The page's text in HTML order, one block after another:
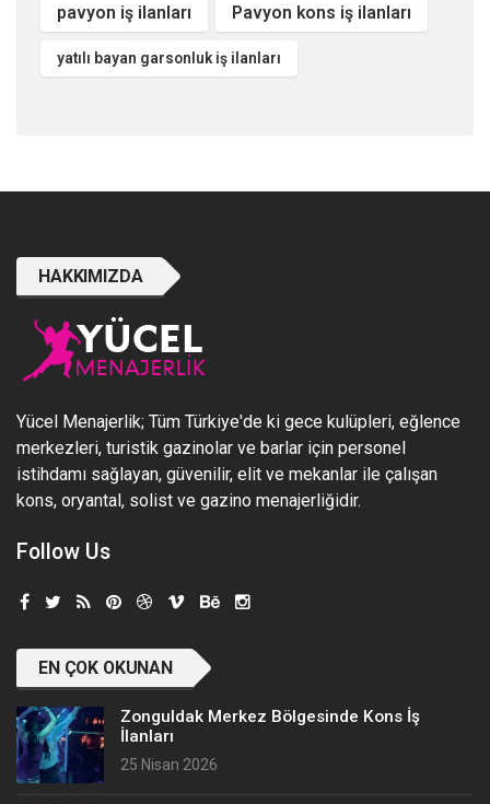
pavyon iş ilanları Pavyon kons iş ilanları
yatılı bayan garsonluk iş ilanları
HAKKIMIZDA
Yücel Menajerlik; Tüm Türkiye'de ki gece kulüpleri, eğlence
merkezleri, turistik gazinolar ve barlar için personel
istihdamı sağlayan, güvenilir, elit ve mekanlar ile çalışan
kons, oryantal, solist ve gazino menajerliğidir.
Follow Us
EN ÇOK OKUNAN
Zonguldak Merkez Bölgesinde Kons İş
İlanları
25 Nisan 2026